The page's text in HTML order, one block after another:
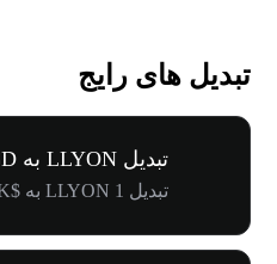
تبدیل های رایج
تبدیل LLYON به USD
تبدیل 1 LLYON به $1.19K